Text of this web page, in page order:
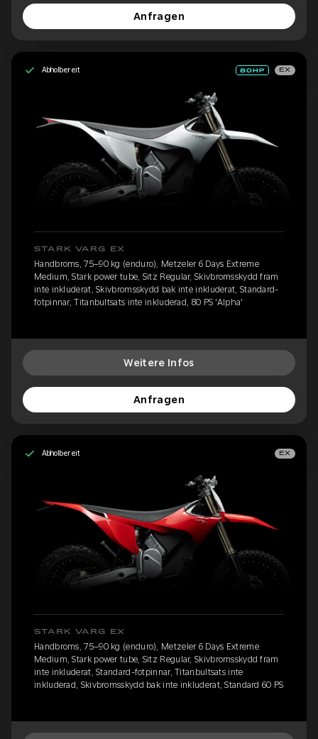
Anfragen
Abholbereit EX
STARK VARG EX
Handbroms, 75–90 kg (enduro), Metzeler 6 Days Extreme
Medium, Stark power tube, Sitz Regular, Skivbromsskydd fram
inte inkluderat, Skivbromsskydd bak inte inkluderat, Standard-
fotpinnar, Titanbultsats inte inkluderad, 80 PS 'Alpha'
Weitere Infos
Anfragen
Abholbereit EX
STARK VARG EX
Handbroms, 75–90 kg (enduro), Metzeler 6 Days Extreme
Medium, Stark power tube, Sitz Regular, Skivbromsskydd fram
inte inkluderat, Standard-fotpinnar, Titanbultsats inte
inkluderad, Skivbromsskydd bak inte inkluderat, Standard 60 PS